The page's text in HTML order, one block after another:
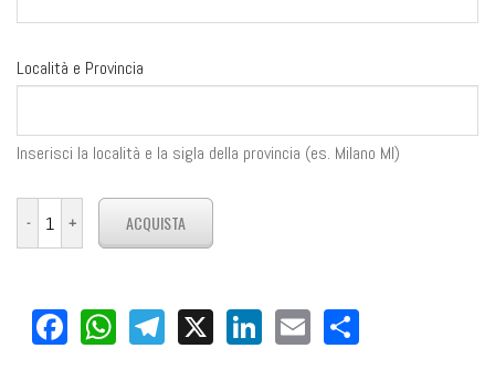
Località e Provincia
Inserisci la località e la sigla della provincia (es. Milano MI)
Facebook
WhatsApp
Telegram
X LinkedIn
Email